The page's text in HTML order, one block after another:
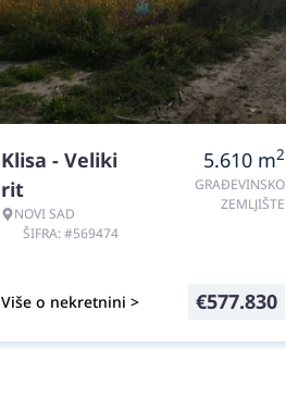
Klisa - Veliki
rit
NOVI SAD
ŠIFRA: #569474
5.610 m2
GRAĐEVINSKO
ZEMLJIŠTE
Više o nekretnini > €577.830